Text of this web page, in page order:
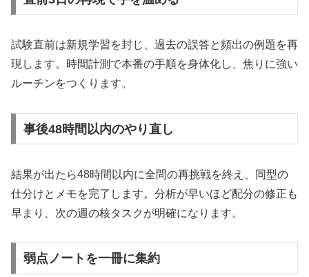
試験直前は新規学習を封じ、過去の誤答と頻出の例題を再
現します。時間計測で本番の手順を身体化し、焦りに強い
ルーチンをつくります。
事後48時間以内のやり直し
結果が出たら48時間以内に全問の再挑戦を終え、同型の
仕分けとメモを完了します。分析が早いほど配分の修正も
早まり、次の週の核タスクが明確になります。
弱点ノートを一冊に集約